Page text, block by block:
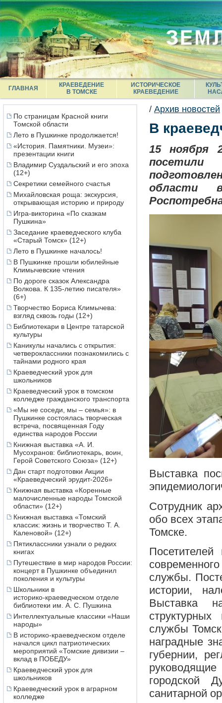
ГЛАВНАЯ
КРАЕВЕДЕНИЕ
В ТОМСКЕ
ИСТОРИЧЕСКОЕ
КРАЕВЕДЕНИЕ
По страницам Красной книги
Томской области
Лето в Пушкинке продолжается!
«История. Памятники. Музеи»:
презентации книги
Владимир Суздальский и его эпоха
(12+)
Секретики семейного счастья
Михайловская роща: экскурсия,
открывающая историю и природу
Игра-викторина «По сказкам
Пушкина»
Заседание краеведческого клуба
«Старый Томск» (12+)
Лето в Пушкинке началось!
В Пушкинке прошли юбилейные
Климычевские чтения
По дороге сказок Александра
Волкова. К 135-летию писателя»
(6+)
Творчество Бориса Климычева:
взгляд сквозь годы (12+)
Библиотекари в Центре татарской
культуры
Каникулы начались с открытия:
четвероклассники познакомились с
тайнами родного края
Краеведческий урок для
школьников
Краеведческий урок в томском
колледже гражданского транспорта
«Мы не соседи, мы – семья»: в
Пушкинке состоялась творческая
встреча, посвященная Году
единства народов России
Книжная выставка «А. И.
Мусохранов: библиотекарь, воин,
Герой Советского Союза» (12+)
Дан старт подготовки Акции
«Краеведческий эрудит-2026»
Книжная выставка «Коренные
малочисленные народы Томской
области» (12+)
Книжная выставка «Томский
классик: жизнь и творчество Т. А.
Каленовой» (12+)
Пятиклассники узнали о редких
книгах
Путешествие в мир народов России:
концерт в Пушкинке объединил
поколения и культуры
Школьники в
историко‑краеведческом отделе
библиотеки им. А. С. Пушкина
Интеллектуальные классики «Наши
народы»
В историко-краеведческом отделе
начался цикл патриотических
мероприятий «Томские дивизии –
вклад в ПОБЕДУ»
Краеведческий урок для
школьников
Краеведческий урок в аграрном
колледже
/ Архив новостей
В
15 ноября
области
Выставка
Сотрудник
обо всех
Томске.
службы.
истории,
Выставка
структурных
службы
наградные
губернии,
руководящие
городской
санитарной